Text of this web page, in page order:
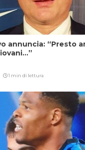
annuncia: “Presto
1 min di lettura